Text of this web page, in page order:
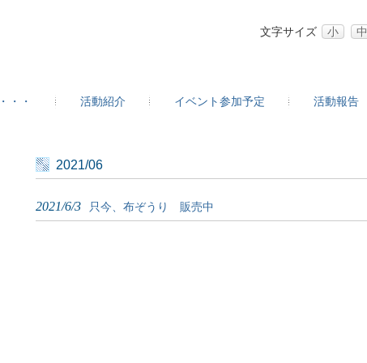
文字サイズ 小 中
・・ 活動紹介 イベント参加予定 活動報告
2021/06
2021/6/3 只今、布ぞうり 販売中